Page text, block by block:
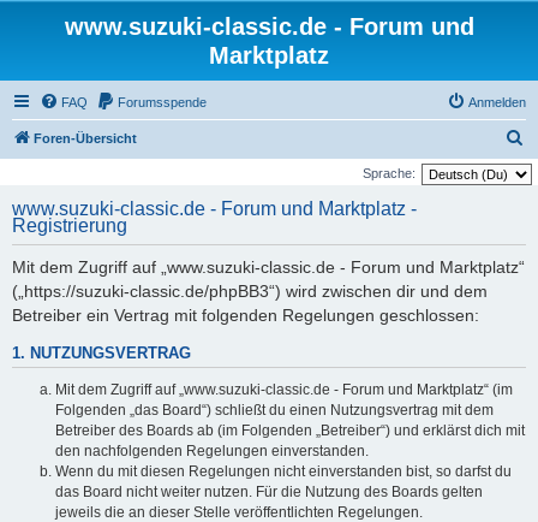
www.suzuki-classic.de - Forum und
Marktplatz
FAQ Forumsspende Anmelden
Foren-Übersicht
u
Sprache:
www.suzuki-classic.de - Forum und Marktplatz -
Registrierung
Mit dem Zugriff auf „www.suzuki-classic.de - Forum und Marktplatz“
(„https://suzuki-classic.de/phpBB3“) wird zwischen dir und dem
Betreiber ein Vertrag mit folgenden Regelungen geschlossen:
1. NUTZUNGSVERTRAG
Mit dem Zugriff auf „www.suzuki-classic.de - Forum und Marktplatz“ (im
Folgenden „das Board“) schließt du einen Nutzungsvertrag mit dem
Betreiber des Boards ab (im Folgenden „Betreiber“) und erklärst dich mit
den nachfolgenden Regelungen einverstanden.
Wenn du mit diesen Regelungen nicht einverstanden bist, so darfst du
das Board nicht weiter nutzen. Für die Nutzung des Boards gelten
jeweils die an dieser Stelle veröffentlichten Regelungen.